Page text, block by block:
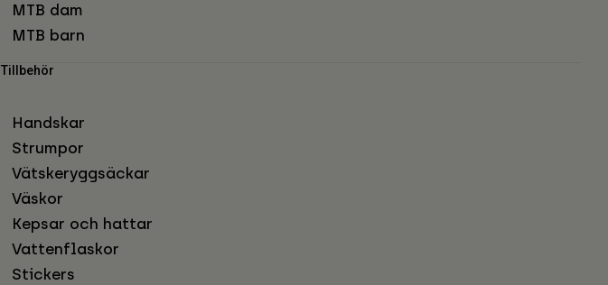
MTB dam
MTB barn
Tillbehör
Handskar
Strumpor
Vätskeryggsäckar
Väskor
Kepsar och hattar
Vattenflaskor
Stickers